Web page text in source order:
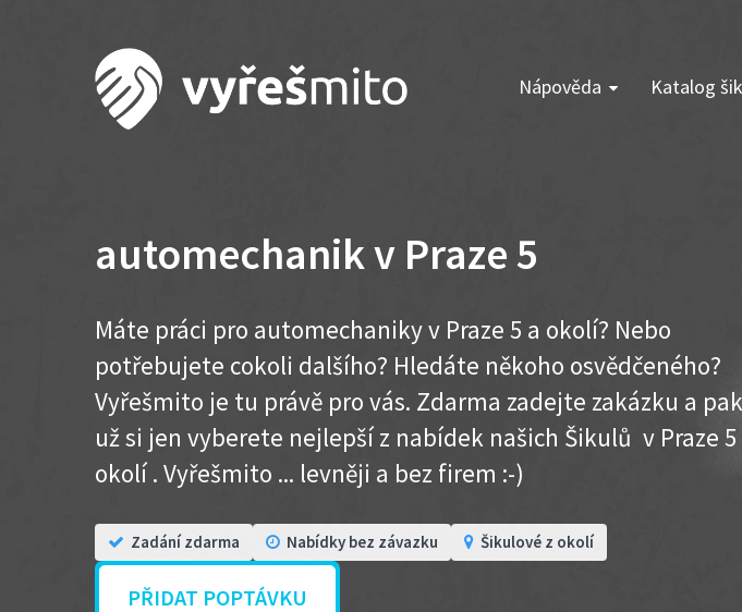
Nápověda Katalog
automechanik v Praze 5
Máte práci pro automechaniky v Praze 5 a okolí? Nebo
potřebujete cokoli dalšího? Hledáte někoho osvědčeného?
Vyřešmito je tu právě pro vás. Zdarma zadejte zakázku a pak
už si jen vyberete nejlepší z nabídek našich Šikulů v Praze 5
okolí . Vyřešmito ... levněji a bez firem :-)
Zadání zdarma Nabídky bez závazku Šikulové z okolí
PŘIDAT POPTÁVKU